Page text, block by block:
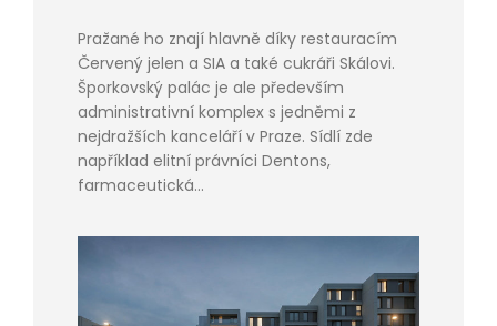
Pražané ho znají hlavně díky restauracím
Červený jelen a SIA a také cukráři Skálovi.
Šporkovský palác je ale především
administrativní komplex s jedněmi z
nejdražších kanceláří v Praze. Sídlí zde
například elitní právníci Dentons,
farmaceutická...